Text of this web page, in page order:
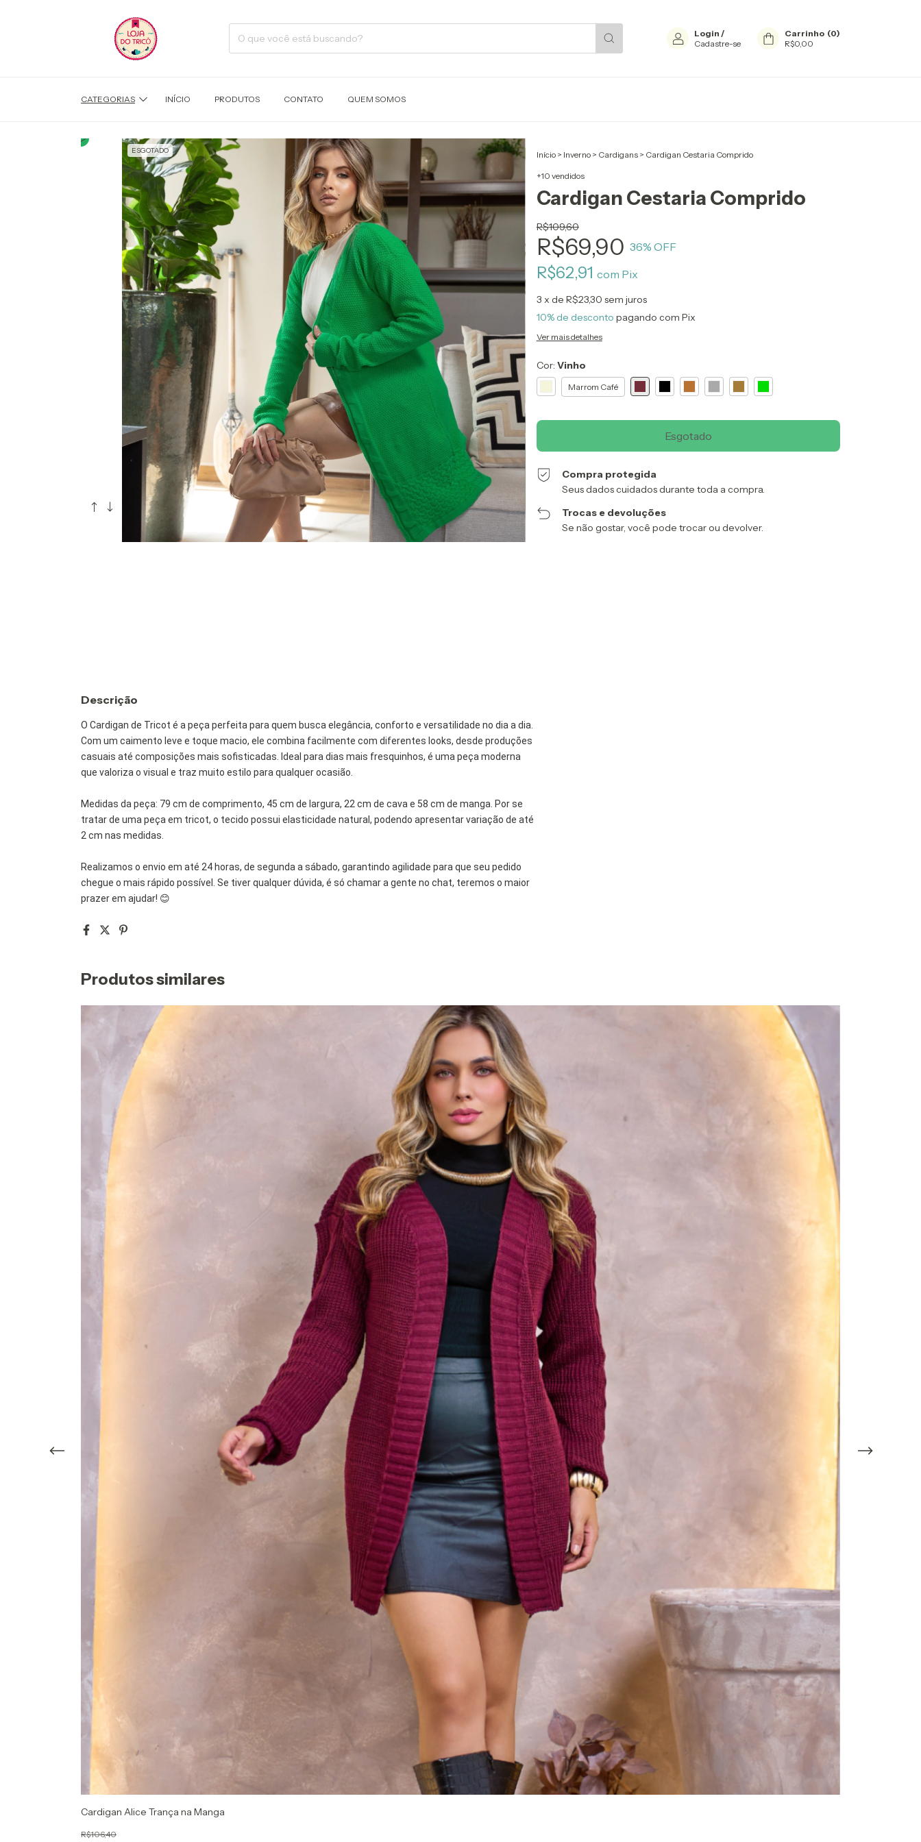
Login /
Cadastre-se
Carrinho (0)
R$0,00
CATEGORIAS INÍCIO PRODUTOS CONTATO QUEM SOMOS
ESGOTADO Início > Inverno > Cardigans > Cardigan Cestaria Comprido
+10 vendidos
Cardigan Cestaria Comprido
R$109,60
R$69,90 36% OFF
R$62,91 com Pix
3 x de R$23,30 sem juros
10% de desconto pagando com Pix
Ver mais detalhes
Cor: Vinho
Marrom Café
Compra protegida
Seus dados cuidados durante toda a compra.
Trocas e devoluções
Se não gostar, você pode trocar ou devolver.
Descrição
O Cardigan de Tricot é a peça perfeita para quem busca elegância, conforto e versatilidade no dia a dia.
Com um caimento leve e toque macio, ele combina facilmente com diferentes looks, desde produções
casuais até composições mais sofisticadas. Ideal para dias mais fresquinhos, é uma peça moderna
que valoriza o visual e traz muito estilo para qualquer ocasião.
Medidas da peça: 79 cm de comprimento, 45 cm de largura, 22 cm de cava e 58 cm de manga. Por se
tratar de uma peça em tricot, o tecido possui elasticidade natural, podendo apresentar variação de até
2 cm nas medidas.
Realizamos o envio em até 24 horas, de segunda a sábado, garantindo agilidade para que seu pedido
chegue o mais rápido possível. Se tiver qualquer dúvida, é só chamar a gente no chat, teremos o maior
prazer em ajudar! 😊
Produtos similares
Cardigan Alice Trança na Manga
R$106,40